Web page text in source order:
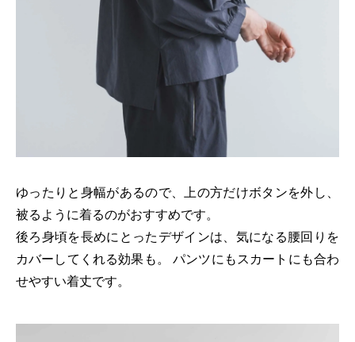
ゆったりと身幅があるので、上の方だけボタンを外し、
被るように着るのがおすすめです。
後ろ身頃を長めにとったデザインは、気になる腰回りを
カバーしてくれる効果も。 パンツにもスカートにも合わ
せやすい着丈です。